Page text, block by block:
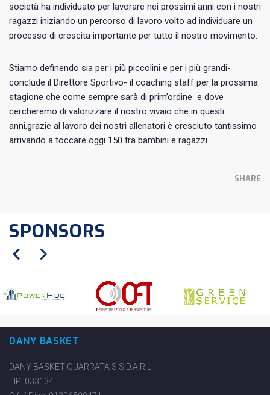
società ha individuato per lavorare nei prossimi anni con i nostri
ragazzi iniziando un percorso di lavoro volto ad individuare un
processo di crescita importante per tutto il nostro movimento.
Stiamo definendo sia per i più piccolini e per i più grandi-
conclude il Direttore Sportivo- il coaching staff per la prossima
stagione che come sempre sarà di prim’ordine e dove
cercheremo di valorizzare il nostro vivaio che in questi
anni,grazie al lavoro dei nostri allenatori è cresciuto tantissimo
arrivando a toccare oggi 150 tra bambini e ragazzi.
SHARE
SPONSORS
DANY BASKET
DANY BASKET QUARRATA S.S.D.A.R.L.
FIP: 033134